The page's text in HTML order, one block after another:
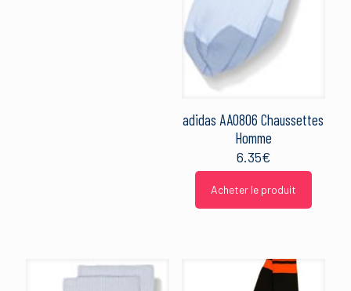
adidas AA0806 Chaussettes
Homme
6.35€
Acheter le produit